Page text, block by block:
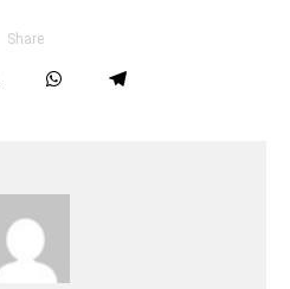
Share